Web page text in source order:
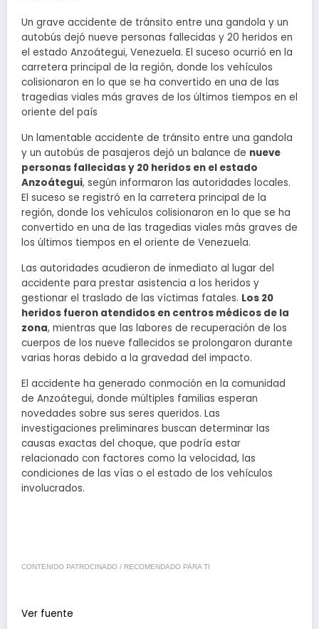
Un grave accidente de tránsito entre una gandola y un
autobús dejó nueve personas fallecidas y 20 heridos en
el estado Anzoátegui, Venezuela. El suceso ocurrió en la
carretera principal de la región, donde los vehículos
colisionaron en lo que se ha convertido en una de las
tragedias viales más graves de los últimos tiempos en el
oriente del país
Un lamentable accidente de tránsito entre una gandola
y un autobús de pasajeros dejó un balance de nueve
personas fallecidas y 20 heridos en el estado
Anzoátegui, según informaron las autoridades locales.
El suceso se registró en la carretera principal de la
región, donde los vehículos colisionaron en lo que se ha
convertido en una de las tragedias viales más graves de
los últimos tiempos en el oriente de Venezuela.
Las autoridades acudieron de inmediato al lugar del
accidente para prestar asistencia a los heridos y
gestionar el traslado de las víctimas fatales. Los 20
heridos fueron atendidos en centros médicos de la
zona, mientras que las labores de recuperación de los
cuerpos de los nueve fallecidos se prolongaron durante
varias horas debido a la gravedad del impacto.
El accidente ha generado conmoción en la comunidad
de Anzoátegui, donde múltiples familias esperan
novedades sobre sus seres queridos. Las
investigaciones preliminares buscan determinar las
causas exactas del choque, que podría estar
relacionado con factores como la velocidad, las
condiciones de las vías o el estado de los vehículos
involucrados.
CONTENIDO PATROCINADO / RECOMENDADO PARA TI
Ver fuente